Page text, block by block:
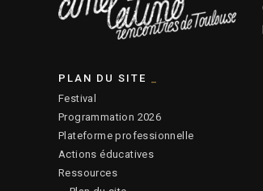
PLAN DU SITE
Festival
Programmation 2026
Plateforme professionnelle
Actions éducatives
Ressources